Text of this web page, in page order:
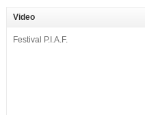
2017 : – toutes les classes de
nombreuses classes de première
Video
Festival P.I.A.F.